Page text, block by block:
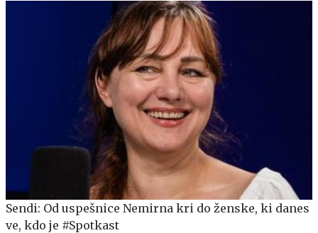
Sendi: Od uspešnice Nemirna kri do ženske, ki danes
ve, kdo je #Spotkast